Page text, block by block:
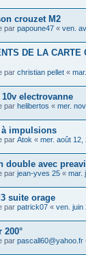
crouzet M2
par papoune47 « ven.
DE LA CARTE
par christian pellet «
electrovanne
par helibertos « mer.
à impulsions
par Atok « mer. août 12,
double avec
par jean-yves 25 « mar.
suite orage
par patrick07 « ven. juin
200°
par pascall60@yahoo.fr